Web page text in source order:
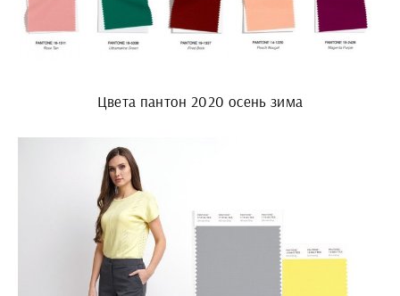
Цвета пантон 2020 осень зима